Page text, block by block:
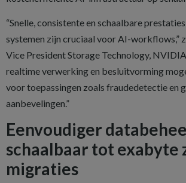
“Snelle, consistente en schaalbare
systemen zijn cruciaal voor AI-workflows,”
Vice President Storage Technology,
realtime verwerking en besluitvorming
voor toepassingen zoals fraudedetectie en
aanbevelingen.”
Eenvoudiger
schaalbaar tot exabyte
migraties